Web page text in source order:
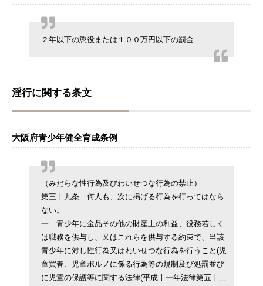
２年以下の懲役または１００万円以下の罰金
淫行に関する条文
大阪府青少年健全育成条例
（みだらな性行為及びわいせつな行為の禁止）
第三十九条 何人も、次に掲げる行為を行ってはなら
ない。
一 青少年に金品その他の財産上の利益、役務若しく
は職務を供与し、又はこれらを供与する約束で、当該
青少年に対し性行為又はわいせつな行為を行うこと(児
童買春、児童ポルノに係る行為等の規制及び処罰並び
に児童の保護等に関する法律(平成十一年法律第五十二